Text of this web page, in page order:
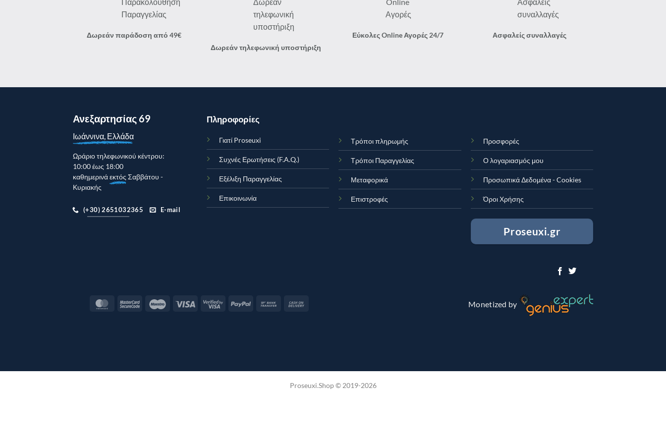
Δωρεάν παράδοση από 49€
Δωρεάν τηλεφωνική υποστήριξη
Εύκολες Online Αγορές 24/7 Ασφαλείς συναλλαγές
Ανεξαρτησίας 69
Ιωάννινα, Ελλάδα
Ωράριο τηλεφωνικού κέντρου:
10:00 έως 18:00
καθημερινάεκτός Σαββάτου -
Κυριακής
(+30) 2651032365 E-mail
Πληροφορίες
Γιατί Proseuxi
Συχνές Ερωτήσεις (F.A.Q.)
Εξέλιξη Παραγγελίας
Επικοινωνία
Τρόποι πληρωμής
Τρόποι Παραγγελίας
Μεταφορικά
Επιστροφές
Προσφορές
Ο λογαριασμός μου
Προσωπικά Δεδομένα - Cookies
Όροι Χρήσης
Proseuxi.gr
MasterCardMasterCardMaestro Visa
Visa
PayPal
Bank
Monetized by
Proseuxi.Shop © 2019-2026